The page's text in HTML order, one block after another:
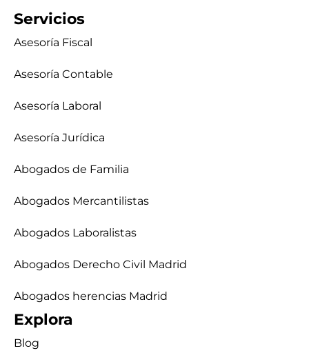
Servicios
Asesoría Fiscal
Asesoría Contable
Asesoría Laboral
Asesoría Jurídica
Abogados de Familia
Abogados Mercantilistas
Abogados Laboralistas
Abogados Derecho Civil Madrid
Abogados herencias Madrid
Explora
Blog